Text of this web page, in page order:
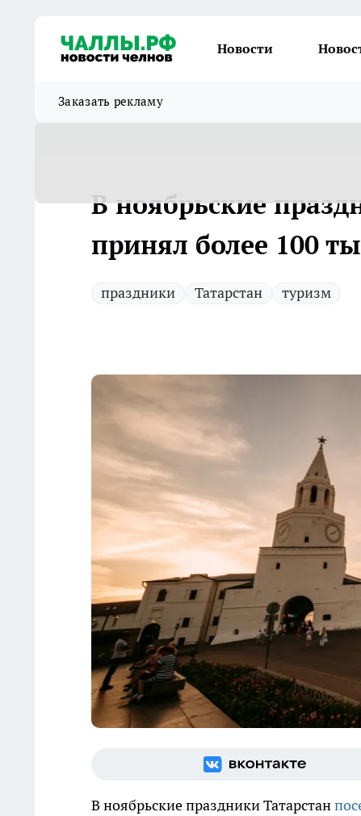
Новости
Заказать рекламу
В ноябрьские
принял более 100
праздники Татарстан туризм
В ноябрьские праздники Татарстан